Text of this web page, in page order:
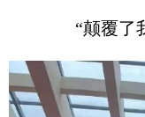
“颠覆了